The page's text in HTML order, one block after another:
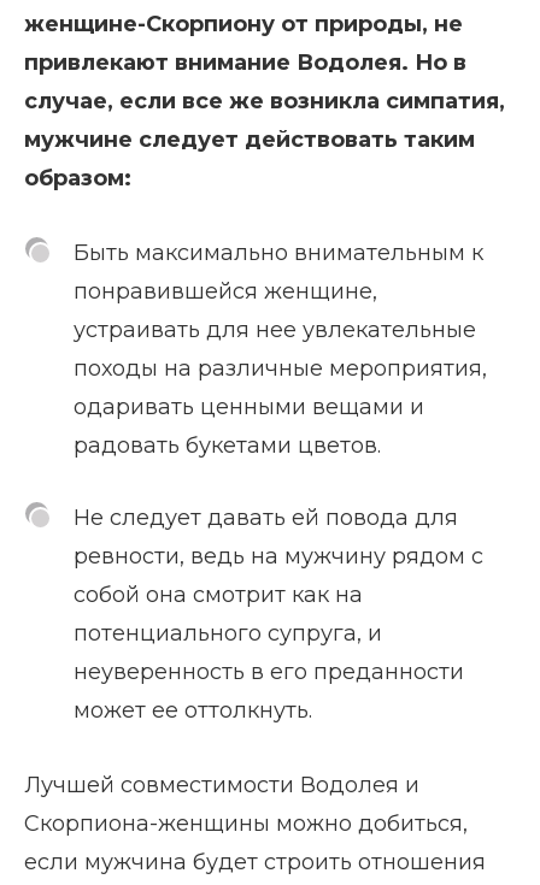
женщине-Скорпиону от природы, не
привлекают внимание Водолея. Но в
случае, если все же возникла симпатия,
мужчине следует действовать таким
образом:
Быть максимально внимательным к
понравившейся женщине,
устраивать для нее увлекательные
походы на различные мероприятия,
одаривать ценными вещами и
радовать букетами цветов.
Не следует давать ей повода для
ревности, ведь на мужчину рядом с
собой она смотрит как на
потенциального супруга, и
неуверенность в его преданности
может ее оттолкнуть.
Лучшей совместимости Водолея и
Скорпиона-женщины можно добиться,
если мужчина будет строить отношения